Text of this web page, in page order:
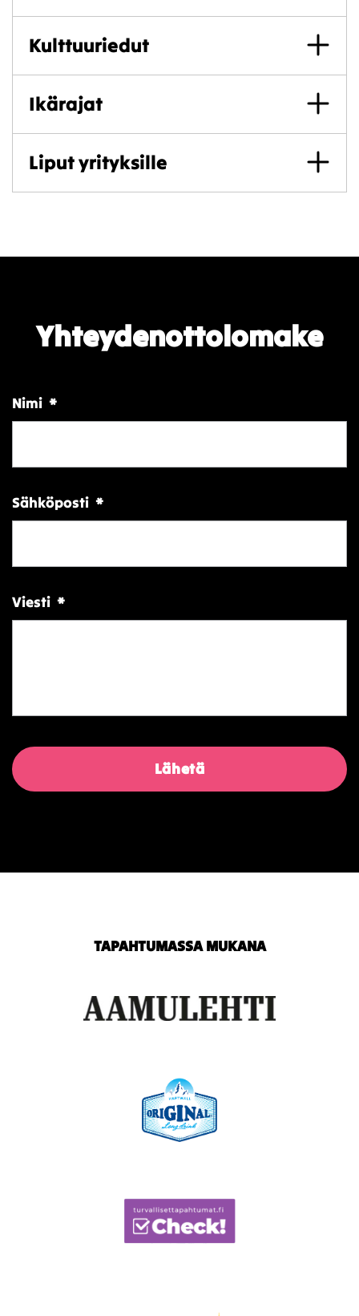
Kulttuuriedut
Ikärajat
Liput yrityksille
Yhteydenottolomake
Nimi *
Sähköposti *
Viesti *
TAPAHTUMASSA MUKANA